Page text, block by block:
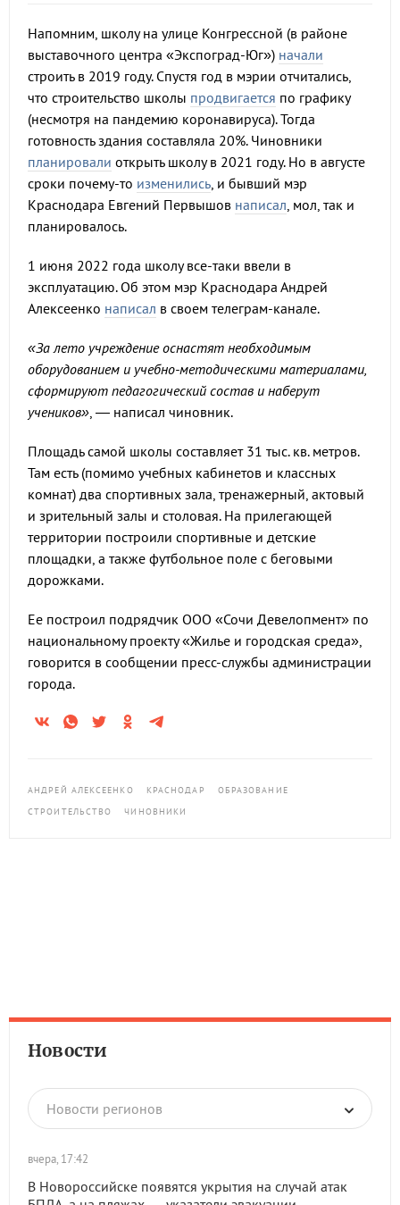
Напомним, школу на улице Конгрессной (в районе
выставочного центра «Экспоград-Юг») начали
строить в 2019 году. Спустя год в мэрии отчитались,
что строительство школы продвигается по графику
(несмотря на пандемию коронавируса). Тогда
готовность здания составляла 20%. Чиновники
планировали открыть школу в 2021 году. Но в августе
сроки почему-то изменились, и бывший мэр
Краснодара Евгений Первышов написал, мол, так и
планировалось.
1 июня 2022 года школу все-таки ввели в
эксплуатацию. Об этом мэр Краснодара Андрей
Алексеенко написал в своем телеграм-канале.
«За лето учреждение оснастят необходимым
оборудованием и учебно-методическими материалами,
сформируют педагогический состав и наберут
учеников», — написал чиновник.
Площадь самой школы составляет 31 тыс. кв. метров.
Там есть (помимо учебных кабинетов и классных
комнат) два спортивных зала, тренажерный, актовый
и зрительный залы и столовая. На прилегающей
территории построили спортивные и детские
площадки, а также футбольное поле с беговыми
дорожками.
Ее построил подрядчик ООО «Сочи Девелопмент» по
национальному проекту «Жилье и городская среда»,
говорится в сообщении пресс-службы администрации
города.
АНДРЕЙ АЛЕКСЕЕНКО КРАСНОДАР
ОБРАЗОВАНИЕ
СТРОИТЕЛЬСТВО
ЧИНОВНИКИ
Новости
Новости регионов
вчера, 17:42
В Новороссийске появятся укрытия на случай атак